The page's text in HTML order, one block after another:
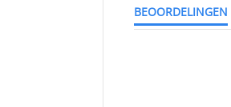
BEOORDELINGEN